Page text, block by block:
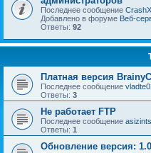
Последнее сообщение CrashX
Добавлено в форуме Веб-
Ответы: 92
Платная версия
Последнее сообщение
Ответы: 3
Не работает FTP
Последнее сообщение
Ответы: 1
Обновление версия: